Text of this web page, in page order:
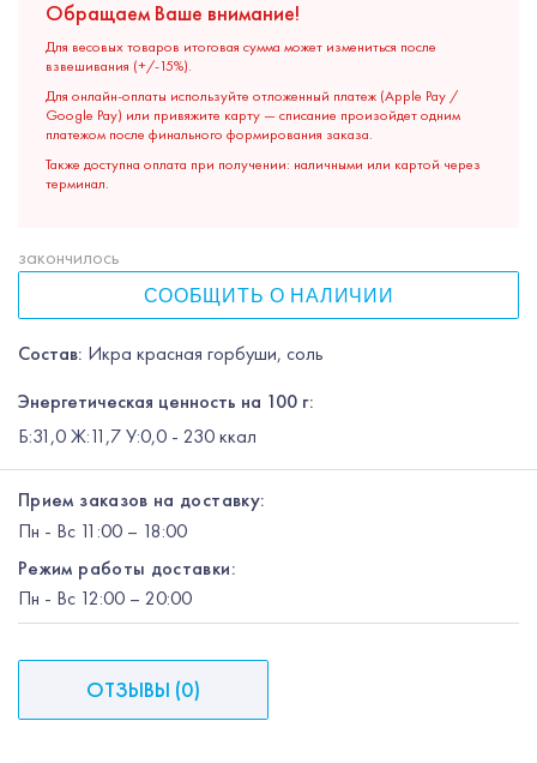
Обращаем Ваше внимание!
Для весовых товаров итоговая сумма может измениться после
взвешивания (+/-15%).
Для онлайн-оплаты используйте отложенный платеж (Apple Pay /
Google Pay) или привяжите карту — списание произойдет одним
платежом после финального формирования заказа.
Также доступна оплата при получении: наличными или картой через
терминал.
Состав: Икра красная горбуши, соль
Энергетическая ценность на 100 г:
Б:31,0 Ж:11,7 У:0,0 - 230 ккал
закончилось
СООБЩИТЬ О НАЛИЧИИ
Прием заказов на доставку:
Пн - Вс 11:00 – 18:00
Режим работы доставки:
Пн - Вс 12:00 – 20:00
ОТЗЫВЫ (0)